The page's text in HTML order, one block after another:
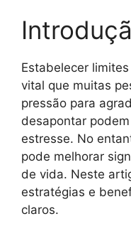
Estabelecer
vital que muitas
pressão para
desapontar
estresse. No
pode melhorar
de vida. Neste
estratégias e
claros.